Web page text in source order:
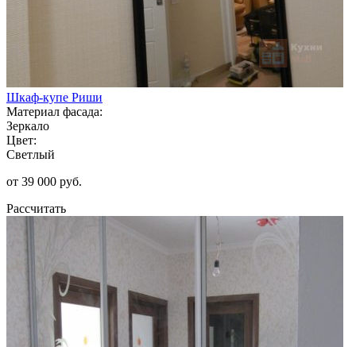
Шкаф-купе Риши
Материал фасада:
Зеркало
Цвет:
Светлый
от 39 000 руб.
Рассчитать